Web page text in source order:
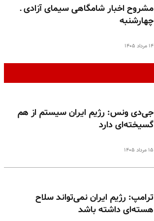
مشروح اخبار شامگاهی سیمای آزادی ـ
چهارشنبه
۱۴ مرداد ۱۴۰۵
جی‌دی ونس: رژیم ایران سیستم از هم
گسیخته‌ای دارد
۱۵ مرداد ۱۴۰۵
ترامپ: رژیم ایران نمی‌تواند سلاح
هسته‌ای داشته باشد